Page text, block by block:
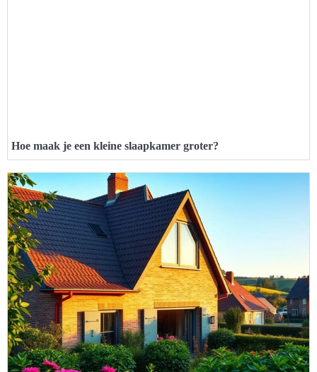
Hoe maak je een kleine slaapkamer groter?